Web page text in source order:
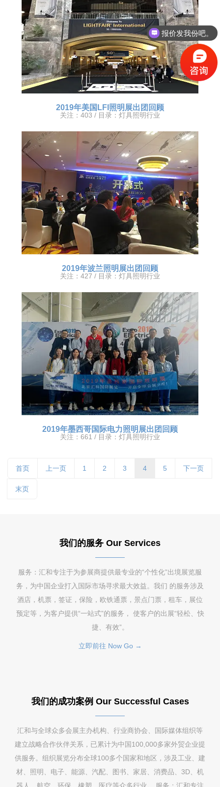
2019年美国LFI照明展出团回顾
关注：403 / 目录： 灯具照明行业
2019年波兰照明展出团回顾
关注：427 / 目录： 灯具照明行业
2019年墨西哥国际电力照明展出团回顾
关注：661 / 目录： 灯具照明行业
首页 上一页 1 2 3 4 5 下一页
末页
我们的服务 Our Services
服务：汇和专注于为参展商提供最专业的“个性化”出境展览服
务，为中国企业打入国际市场寻求最大效益。我们 的服务涉及
酒店，机票，签证，保险，欧铁通票，景点门票，租车，展位
预定等，为客户提供“一站式”的服务， 使客户的出展“轻松、快
捷、有效”。
立即前往 Now Go →
我们的成功案例 Our Successful Cases
汇和与全球众多会展主办机构、行业商协会、国际媒体组织等
建立战略合作伙伴关系，已累计为中国100,000多家外贸企业提
供服务。组织展览分布全球100多个国家和地区，涉及工业、建
材、照明、电子、能源、汽配、图书、家居、消费品、3D、机
报价发我份吧。
有优惠活动么？